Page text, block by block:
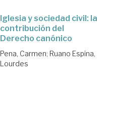
Iglesia y sociedad civil: la
contribución del
Derecho canónico
Pena, Carmen; Ruano Espina,
Lourdes